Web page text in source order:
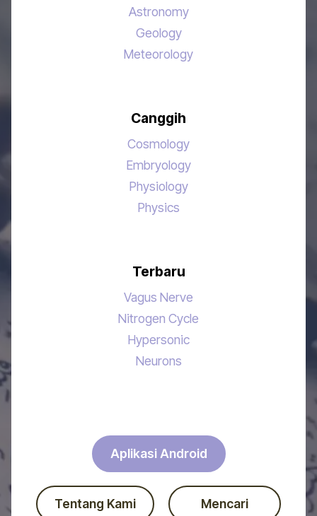
Astronomy
Geology
Meteorology
Canggih
Cosmology
Embryology
Physiology
Physics
Terbaru
Vagus Nerve
Nitrogen Cycle
Hypersonic
Neurons
Aplikasi Android
Tentang Kami Mencari